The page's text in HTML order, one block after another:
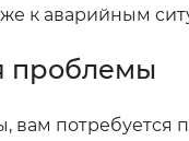
к аварийным
проблемы
потребуется